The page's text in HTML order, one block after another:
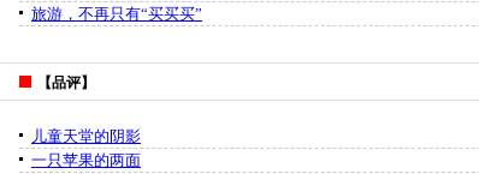
旅游，不再只有“买买买”
【品评】
儿童天堂的阴影
一只苹果的两面